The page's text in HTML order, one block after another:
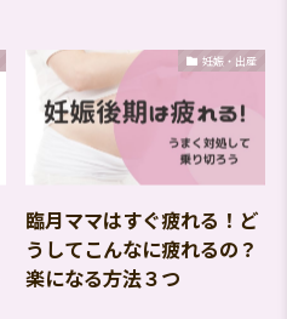
妊娠・出産
臨月ママはすぐ疲れる！ど
うしてこんなに疲れるの？
楽になる方法３つ